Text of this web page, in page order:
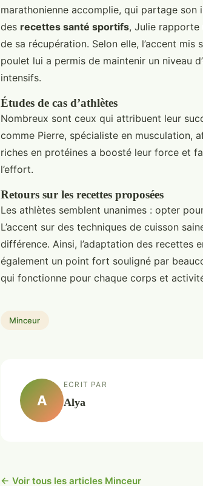
marathonienne accomplie, qui partage
des recettes santé sportifs, Julie rapporte
de sa récupération. Selon elle, l’accent
poulet lui a permis de maintenir un niveau
intensifs.
Études de cas d’athlètes
Nombreux sont ceux qui attribuent leur
comme Pierre, spécialiste en musculation,
riches en protéines a boosté leur force et
l’effort.
Retours sur les recettes proposées
Les athlètes semblent unanimes : opter
L’accent sur des techniques de cuisson
différence. Ainsi, l’adaptation des recettes
également un point fort souligné par
qui fonctionne pour chaque corps et
Minceur
A
ECRIT PAR
Alya
← Voir tous les articles Minceur